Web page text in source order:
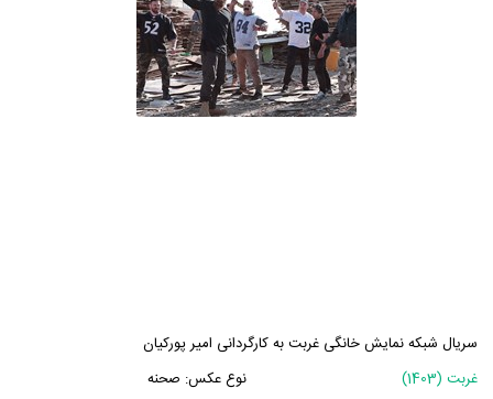
سریال شبکه نمایش خانگی غربت به کارگردانی امیر پورکیان
غربت (1403)
نوع عکس: صحنه